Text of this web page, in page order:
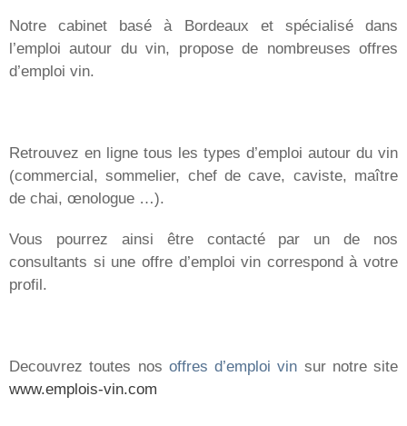
Notre cabinet basé à Bordeaux et spécialisé dans
l’emploi autour du vin, propose de nombreuses offres
d’emploi vin.
Retrouvez en ligne tous les types d’emploi autour du vin
(commercial, sommelier, chef de cave, caviste, maître
de chai, œnologue …).
Vous pourrez ainsi être contacté par un de nos
consultants si une offre d’emploi vin correspond à votre
profil.
Decouvrez toutes nos offres d’emploi vin sur notre site
www.emplois-vin.com